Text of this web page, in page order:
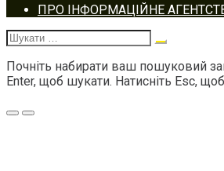
Footer
navigation
ПРО ІНФОРМАЦІЙНЕ
Шукати:
Почніть набирати ваш пошуковий
Enter, щоб шукати. Натисніть Esc,
Меню